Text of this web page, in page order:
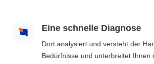
Eine schnelle Diagnose
Dort analysiert und versteht der
Bedürfnisse und unterbreitet Ihnen